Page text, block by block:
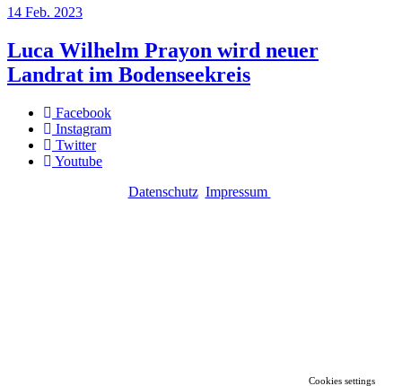
14 Feb. 2023
Luca Wilhelm Prayon wird neuer
Landrat im Bodenseekreis
Facebook
Instagram
Twitter
Youtube
Datenschutz Impressum
Cookies settings